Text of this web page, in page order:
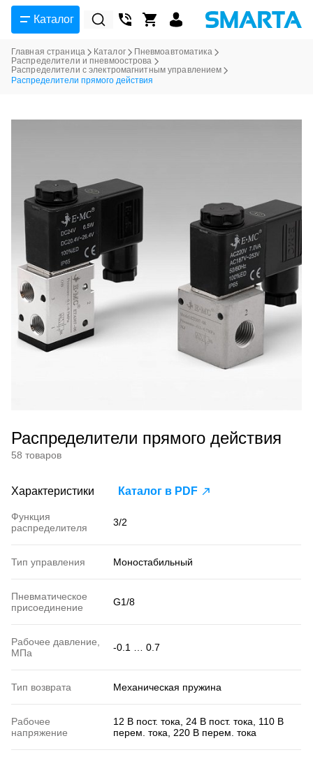
Каталог
Главная страница Каталог
Пневмоавтоматика
Распределители и пневмоострова
Распределители с электромагнитным управлением
Распределители прямого действия
Распределители прямого действия
58 товаров
Характеристики Каталог в PDF
Функция
распределителя
3/2
Тип управления Моностабильный
Пневматическое
присоединение
G1/8
Рабочее давление,
МПа
-0.1 … 0.7
Тип возврата Механическая пружина
Рабочее
напряжение
12 В пост. тока, 24 В пост. тока, 110 В
перем. тока, 220 В перем. тока